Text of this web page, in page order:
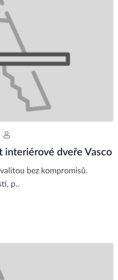
interiérové dveře Vasco
bez kompromisů.
p..